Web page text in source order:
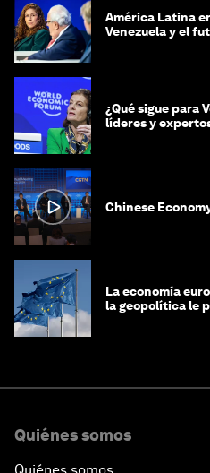
América Latina
Venezuela y el
¿Qué sigue para
líderes y
Chinese
La economía
la geopolítica le
Quiénes somos